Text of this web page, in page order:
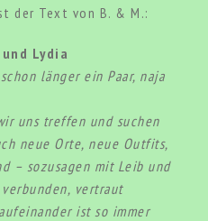
der Text von B. & M.:
Lydia
länger ein Paar, naja
uns treffen und suchen
neue Orte, neue Outfits,
– sozusagen mit Leib und
vertraut
ist so immer